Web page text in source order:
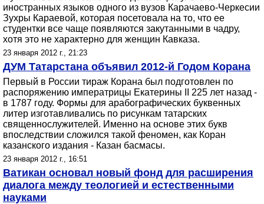
иностранных языков одного из вузов Карачаево-Черкесии
Зухры Караевой, которая посетовала на то, что ее
студентки все чаще появляются закутанными в чадру,
хотя это не характерно для женщин Кавказа.
23 января 2012 г., 21:23
ДУМ Татарстана объявил 2012-й Годом Корана
Первый в России тираж Корана был подготовлен по
распоряжению императрицы Екатерины II 225 лет назад -
в 1787 году. Формы для арабографических буквенных
литер изготавливались по рисункам татарских
священнослужителей. Именно на основе этих букв
впоследствии сложился такой феномен, как Коран
казанского издания - Казан басмасы.
23 января 2012 г., 16:51
Ватикан основал новый фонд для расширения
диалога между теологией и естественными
науками